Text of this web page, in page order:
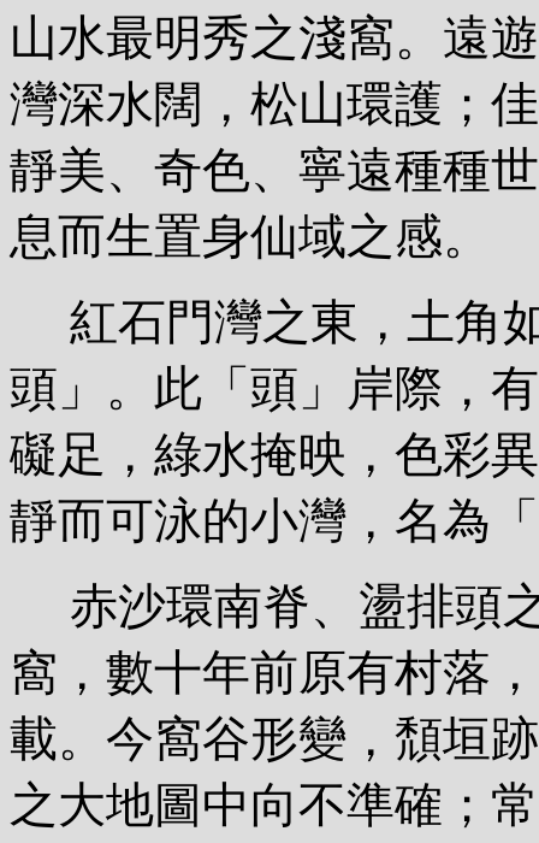
山水最明秀之淺窩。遠
灣深水闊，松山環護；
靜美、奇色、寧遠種種
息而生置身仙域之感。
紅石門灣之東，土角
頭」。此「頭」岸際，
礙足，綠水掩映，色彩
靜而可泳的小灣，名為
赤沙環南脊、盪排頭
窩，數十年前原有村落
載。今窩谷形變，頹垣
之大地圖中向不準確；